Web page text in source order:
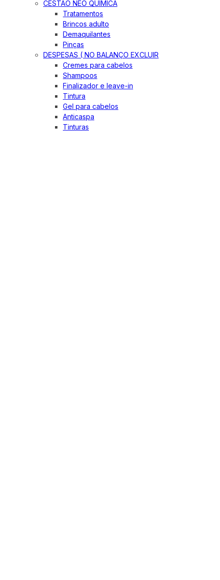
CESTÃO NEO QUIMICA
Tratamentos
Brincos adulto
Demaquilantes
Pinças
DESPESAS ( NO BALANÇO EXCLUIR
Cremes para cabelos
Shampoos
Finalizador e leave-in
Tintura
Gel para cabelos
Anticaspa
Tinturas